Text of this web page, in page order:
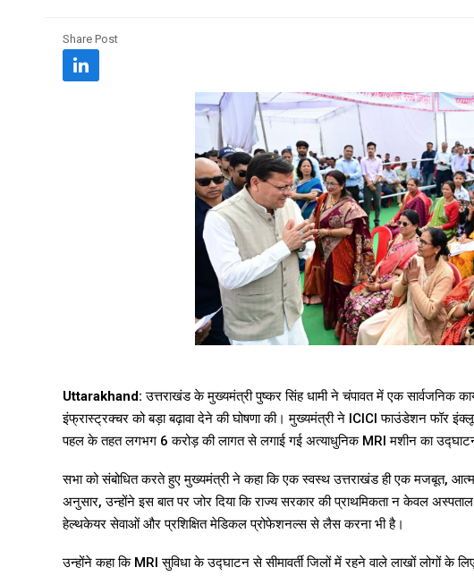
Share Post
Uttarakhand: उत्तराखंड के मुख्यमंत्री पुष्कर सिंह धामी ने चंपावत में एक सार्वजनिक
इंफ्रास्ट्रक्चर को बड़ा बढ़ावा देने की घोषणा की। मुख्यमंत्री ने ICICI फाउंडेशन फॉर
पहल के तहत लगभग ₹6 करोड़ की लागत से लगाई गई अत्याधुनिक MRI मशीन का
सभा को संबोधित करते हुए मुख्यमंत्री ने कहा कि एक स्वस्थ उत्तराखंड ही एक मजबूत,
अनुसार, उन्होंने इस बात पर जोर दिया कि राज्य सरकार की प्राथमिकता न केवल
हेल्थकेयर सेवाओं और प्रशिक्षित मेडिकल प्रोफेशनल्स से लैस करना भी है।
उन्होंने कहा कि MRI सुविधा के उद्घाटन से सीमावर्ती जिलों में रहने वाले लाखों लोगों